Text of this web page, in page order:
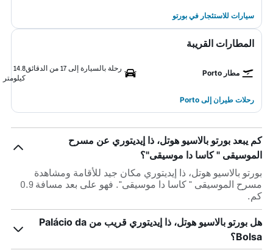
سيارات للاستئجار في بورتو
المطارات القريبة
مطار Porto
رحلة بالسيارة إلى 17 من الدقائق
14.8
كيلومتر
رحلات طيران إلى Porto
كم يبعد بورتو بالاسيو هوتل، ذا إيديتوري عن مسرح
الموسيقى " كاسا دا موسيقى"؟
بورتو بالاسيو هوتل، ذا إيديتوري مكان جيد للأقامة ومشاهدة
مسرح الموسيقى " كاسا دا موسيقى". فهو على بعد مسافة 0.9
كم.
هل بورتو بالاسيو هوتل، ذا إيديتوري قريب من Palácio da
Bolsa؟